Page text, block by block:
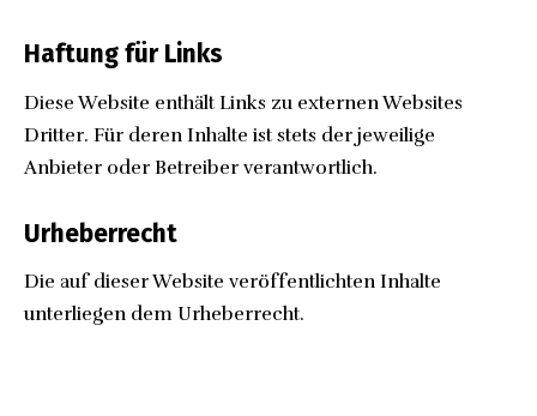
Haftung für Links
Diese Website enthält Links zu externen Websites
Dritter. Für deren Inhalte ist stets der jeweilige
Anbieter oder Betreiber verantwortlich.
Urheberrecht
Die auf dieser Website veröffentlichten Inhalte
unterliegen dem Urheberrecht.